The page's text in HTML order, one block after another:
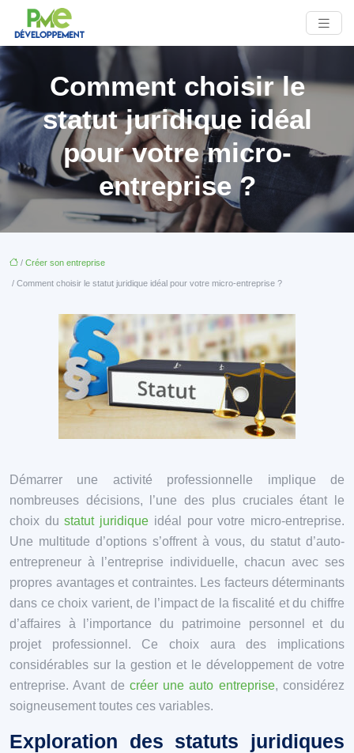
Comment choisir le
statut juridique idéal
pour votre micro-
entreprise ?
/ Créer son entreprise
/ Comment choisir le statut juridique idéal pour votre micro-entreprise ?
Démarrer une activité professionnelle implique de
nombreuses décisions, l’une des plus cruciales étant le
choix dustatut juridique idéal pour votre micro-entreprise.
Une multitude d’options s’offrent à vous, du statut d’auto-
entrepreneur à l’entreprise individuelle, chacun avec ses
propres avantages et contraintes. Les facteurs déterminants
dans ce choix varient, de l’impact de la fiscalité et du chiffre
d’affaires à l’importance du patrimoine personnel et du
projet professionnel. Ce choix aura des implications
considérables sur la gestion et le développement de votre
entreprise. Avant de créer une auto entreprise, considérez
soigneusement toutes ces variables.
Exploration des statuts juridiques